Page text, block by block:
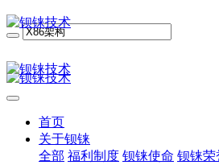
首页
关于钡铼
全部 福利制度 钡铼使命 钡铼荣